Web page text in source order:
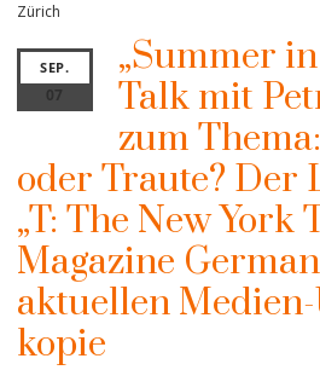
Zürich
SEP.
07
„Summer
Talk mit
zum
oder Traute? Der
„T: The New York
Magazine
aktuellen
kopie